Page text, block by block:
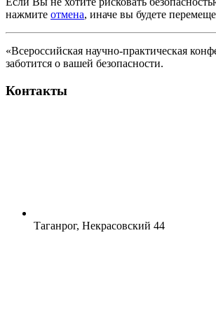
нажмите отмена, иначе вы будете
«Всероссийская научно-практическая
заботится о вашей безопасности.
Контакты
Таганрог, Некрасовский 44